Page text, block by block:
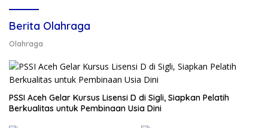
Berita Olahraga
Olahraga
PSSI Aceh Gelar Kursus Lisensi D di Sigli, Siapkan Pelatih
Berkualitas untuk Pembinaan Usia Dini